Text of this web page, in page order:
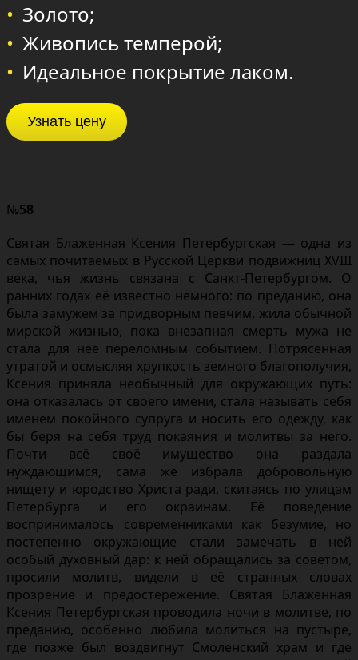
Золото;
Живопись темперой;
Идеальное покрытие лаком.
Узнать цену
№58
Святая Блаженная Ксения Петербургская — одна из
самых почитаемых в Русской Церкви подвижниц XVIII
века, чья жизнь связана с Санкт‑Петербургом. О
ранних годах её известно немного: по преданию, она
была замужем за придворным певчим, жила обычной
мирской жизнью, пока внезапная смерть мужа не
стала для неё переломным событием. Потрясённая
утратой и осмысляя хрупкость земного благополучия,
Ксения приняла необычный для окружающих путь:
она отказалась от своего имени, стала называть себя
именем покойного супруга и носить его одежду, как
бы беря на себя труд покаяния и молитвы за него.
Почти всё своё имущество она раздала
нуждающимся, сама же избрала добровольную
нищету и юродство Христа ради, скитаясь по улицам
Петербурга и его окраинам. Её поведение
воспринималось современниками как безумие, но
постепенно окружающие стали замечать в ней
особый духовный дар: к ней обращались за советом,
просили молитв, видели в её странных словах
прозрение и предостережение. Святая Блаженная
Ксения Петербургская проводила ночи в молитве, по
преданию, особенно любила молиться на пустыре,
где позже был воздвигнут Смоленский храм и где